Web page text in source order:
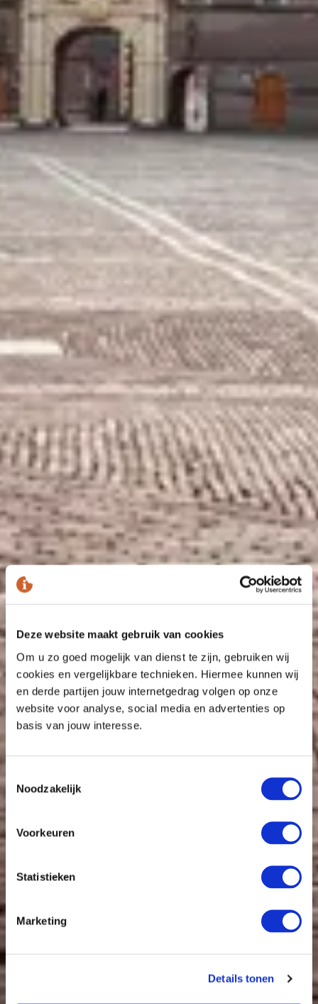
Deze website maakt gebruik van cookies
Om u zo goed mogelijk van dienst te zijn, gebruiken wij
cookies en vergelijkbare technieken. Hiermee kunnen wij
en derde partijen jouw internetgedrag volgen op onze
website voor analyse, social media en advertenties op
basis van jouw interesse.
Noodzakelijk
Voorkeuren
Statistieken
Marketing
Details tonen